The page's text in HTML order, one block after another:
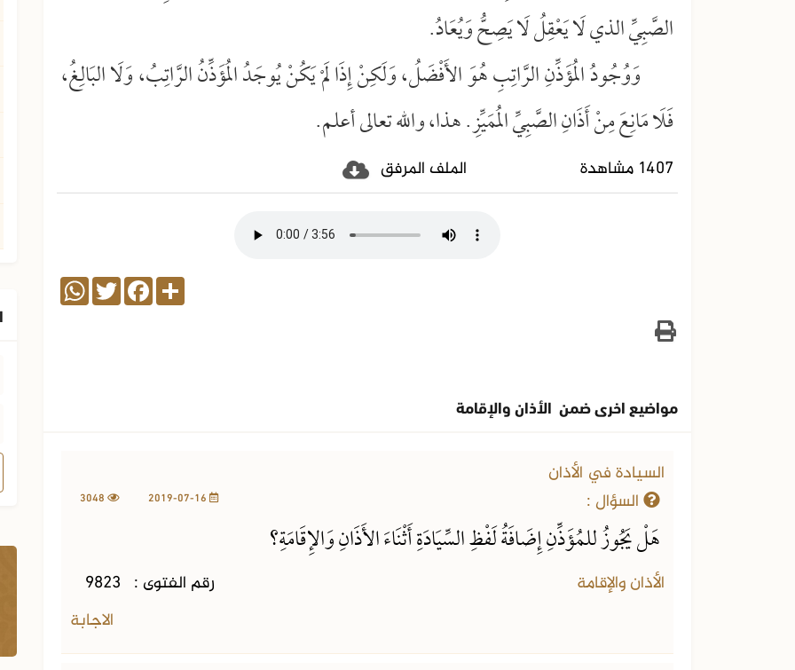
الصَّبِيِّ الذي لَا يَعْقِلُ لَا يَصِحُّ وَيُعَادُ.
وَوُجُودُ المُؤَذِّنِ الرَّاتِبِ هُوَ الأَفْضَلُ، وَلَكِنْ إِذَا لَمْ يَكُنْ يُوجَدُ المُؤَذِّنُ الرَّاتِبُ، وَلَا البَالِغُ،
فَلَا مَانِعَ مِنْ أَذَانِ الصَّبِيِّ المُمَيِّزِ. هذا، والله تعالى أعلم.
1407 مشاهدة الملف المرفق
Share
Facebook
Twitter
WhatsApp
مواضيع اخرى ضمن الأذان والإقامة
السيادة في الأذان
السؤال :
هَلْ يَجُوزُ للمُؤَذِّنِ إِضَافَةُ لَفْظِ السِّيَادَةِ أَثْنَاءَ الأَذَانِ وَالإِقَامَةِ؟
الأذان والإقامة رقم الفتوى : 9823
الاجابة